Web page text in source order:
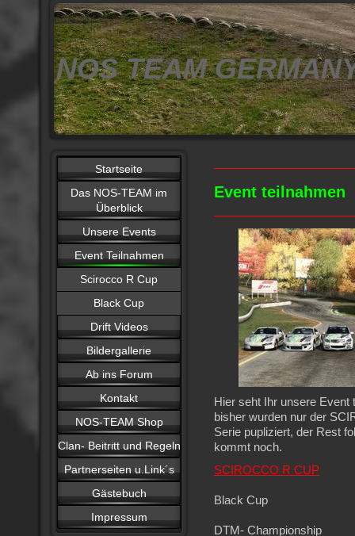
NOS TEAM
Startseite
Das NOS-TEAM im
Überblick
Unsere Events
Event Teilnahmen
Scirocco R Cup
Black Cup
Drift Videos
Bildergallerie
Ab ins Forum
Kontakt
NOS-TEAM Shop
Clan- Beitritt und Regeln
Partnerseiten u.Link´s
Gästebuch
Impressum
Event teilnahmen
Hier seht Ihr unsere Event
bisher wurden nur der
Serie pupliziert, der Rest
kommt noch.
SCIROCCO R CUP
Black Cup
DTM- Championship